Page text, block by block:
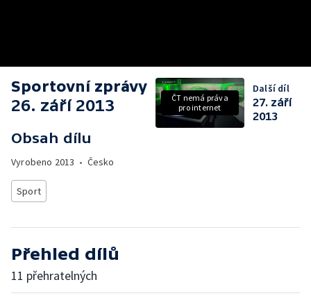
Sportovní zprávy
26. září 2013
Obsah dílu
Vyrobeno 2013 • Česko
Sport
ČT nemá práva
pro internet
Další díl
27. září
2013
Přehled dílů
11 přehratelných